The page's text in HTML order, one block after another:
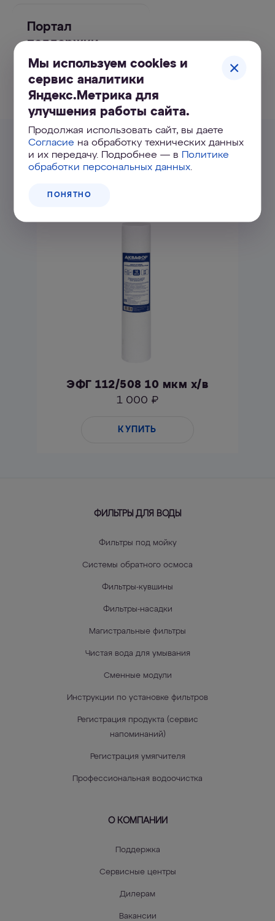
Портал
поддержки
УЗНАТЬ БОЛЬШЕ
Похожие товары
ЭФГ 112/508 10 мкм х/в
1 000 ₽
КУПИТЬ
Мы используем cookies и
сервис аналитики
Яндекс.Метрика для
улучшения работы сайта.
Продолжая использовать сайт, вы даете
Согласие на обработку технических данных
и их передачу. Подробнее — в Политике
обработки персональных данных.
ПОНЯТНО
ФИЛЬТРЫ ДЛЯ ВОДЫ
Фильтры под мойку
Системы обратного осмоса
Фильтры-кувшины
Фильтры-насадки
Магистральные фильтры
Чистая вода для умывания
Сменные модули
Инструкции по установке фильтров
Регистрация продукта (сервис
напоминаний)
Регистрация умягчителя
Профессиональная водоочистка
О КОМПАНИИ
Поддержка
Сервисные центры
Дилерам
Вакансии